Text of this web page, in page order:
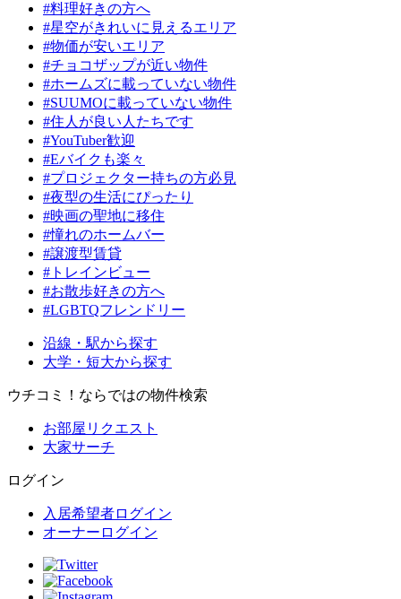
#料理好きの方へ
#星空がきれいに見えるエリア
#物価が安いエリア
#チョコザップが近い物件
#ホームズに載っていない物件
#SUUMOに載っていない物件
#住人が良い人たちです
#YouTuber歓迎
#Eバイクも楽々
#プロジェクター持ちの方必見
#夜型の生活にぴったり
#映画の聖地に移住
#憧れのホームバー
#譲渡型賃貸
#トレインビュー
#お散歩好きの方へ
#LGBTQフレンドリー
沿線・駅から探す
大学・短大から探す
ウチコミ！ならではの物件検索
お部屋リクエスト
大家サーチ
ログイン
入居希望者ログイン
オーナーログイン